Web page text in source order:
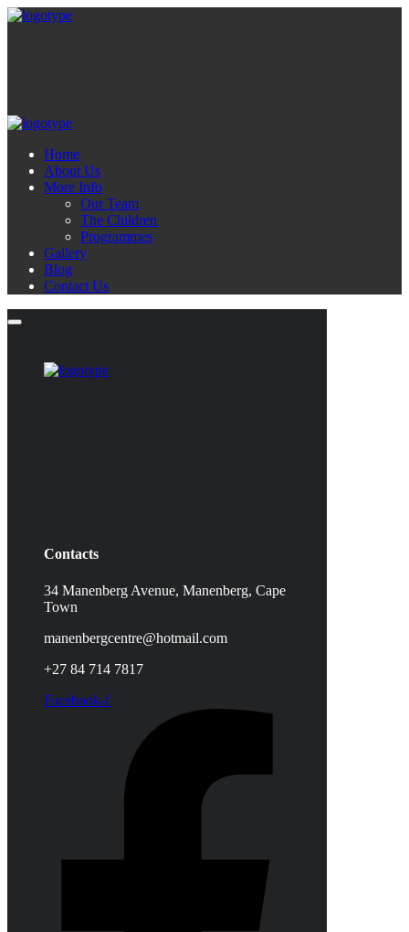
Home
About Us
More Info
Our Team
The Children
Programmes
Gallery
Blog
Contact Us
Contacts
34 Manenberg Avenue, Manenberg, Cape
Town
manenbergcentre@hotmail.com
+27 84 714 7817
Facebook-f